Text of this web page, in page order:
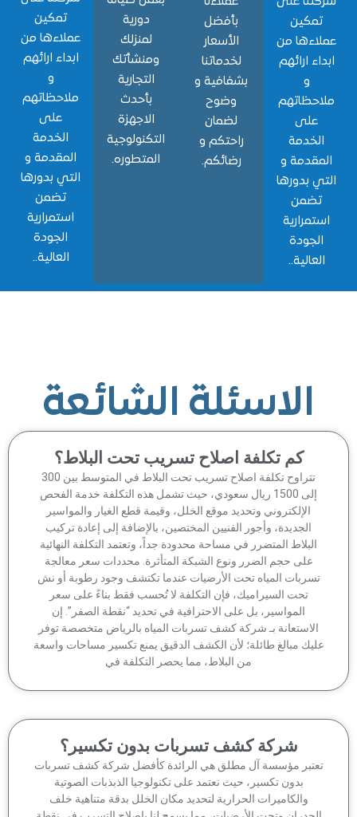
من
ارائهم
و
بدورها
الأسعار
لخدماتنا
بشفافية و
راحتكم و
رضائكم.
ومنشأتك
التجارية
التكنولوجية
المتطوره.
عملاءها من
ابداء ارائهم
ملاحظاتهم
الخدمة
المقدمة و
التي بدورها
استمرارية
الاسئلة الشائعة
كم تكلفة اصلاح تسريب تحت البلاط؟
تتراوح تكلفة اصلاح تسريب تحت البلاط في المتوسط بين 300
إلى 1500 ريال سعودي، حيث تشمل هذه التكلفة خدمة الفحص
الإلكتروني وتحديد موقع الخلل، وقيمة قطع الغيار والمواسير
الجديدة، وأجور الفنيين المختصين، بالإضافة إلى إعادة تركيب
البلاط المتضرر في مساحة محدودة جداً، وتعتمد التكلفة النهائية
على حجم الضرر ونوع الشبكة المتأثرة. محددات سعر معالجة
المياه تحت الأرضيات عندما تكتشف وجود رطوبة أو نش
تحت السيراميك، فإن التكلفة لا تُحسب فقط بناءً على سعر
المواسير، بل على الاحترافية في تحديد “نقطة الصفر”. إن
بـ شركة كشف تسربات المياه بالرياض متخصصة توفر
مبالغ طائلة؛ لأن الكشف الدقيق يمنع تكسير مساحات واسعة
من البلاط، مما يحصر التكلفة في
شركة كشف تسربات بدون تكسير؟
مؤسسة آل مطلق هي الرائدة كأفضل شركة كشف تسربات
بدون تكسير، حيث نعتمد على تكنولوجيا الذبذبات الصوتية
والكاميرات الحرارية لتحديد مكان الخلل بدقة متناهية خلف